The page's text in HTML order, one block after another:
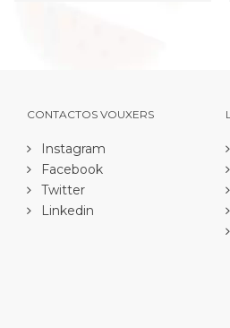
CONTACTOS VOUXERS
Instagram
Facebook
Twitter
Linkedin